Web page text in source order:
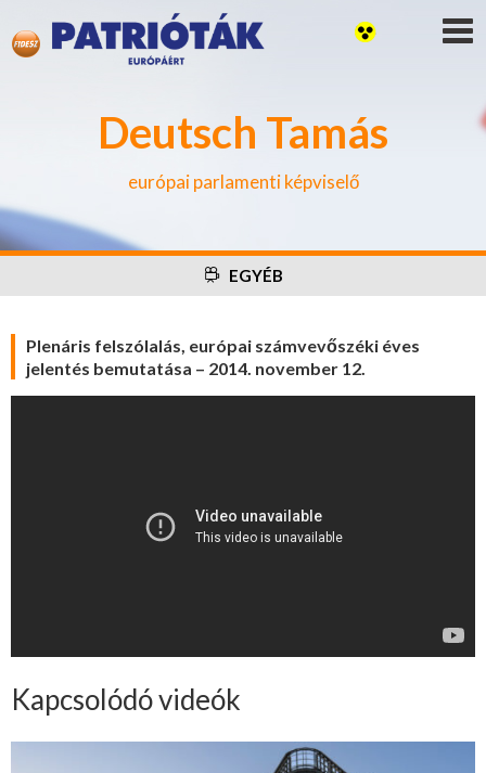
Deutsch Tamás
európai parlamenti képviselő
EGYÉB
Plenáris felszólalás, európai számvevőszéki éves
jelentés bemutatása – 2014. november 12.
Kapcsolódó videók